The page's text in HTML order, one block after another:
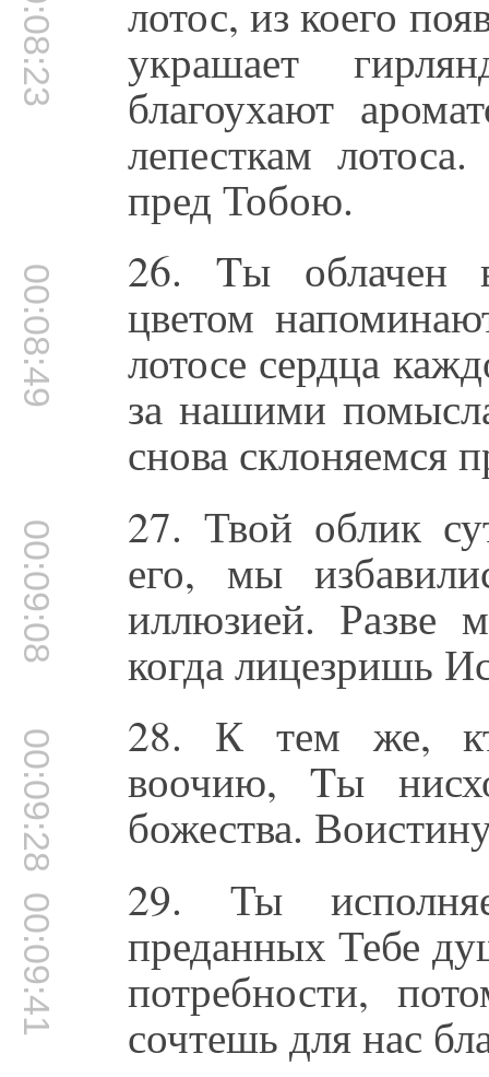
00:08:23 лотос, из коего
украшает
благоухают
лепесткам
пред Тобою.
00:08:49 26. Tы облачен
цветом
лотосе сердца
за нашими
снова склоняемся
00:09:08 27. Твой облик
его, мы
иллюзией. Разве
когда лицезришь
00:09:28 28. К тем же,
воочию, Tы
божества.
00:09:41 29. Ты
преданных Тебе
потребности,
сочтешь для нас